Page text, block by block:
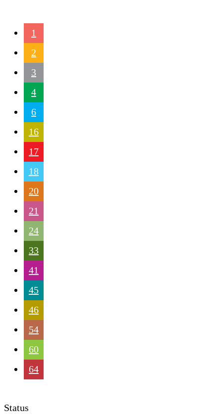
1
2
3
4
6
16
17
18
20
21
24
33
41
45
46
54
60
64
Status